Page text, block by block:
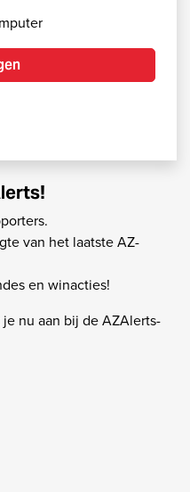
van het laatste AZ-
en winacties!
nu aan bij de AZAlerts-